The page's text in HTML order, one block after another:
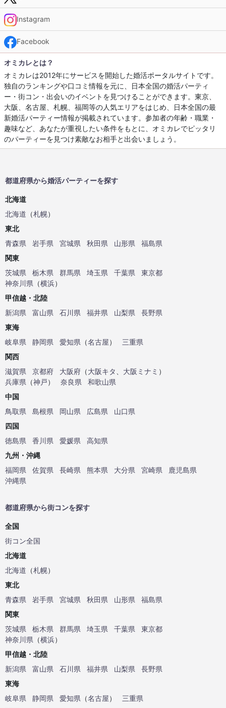
Instagram
Facebook
オミカレとは？
オミカレは2012年にサービスを開始した婚活ポータルサイトです。
独自のランキングや口コミ情報を元に、日本全国の婚活パーティ
ー・街コン・出会いのイベントを見つけることができます。東京、
大阪、名古屋、札幌、福岡等の人気エリアをはじめ、日本全国の最
新婚活パーティー情報が掲載されています。参加者の年齢・職業・
趣味など、あなたが重視したい条件をもとに、オミカレでピッタリ
のパーティーを見つけ素敵なお相手と出会いましょう。
都道府県から婚活パーティーを探す
北海道
北海道 （札幌）
東北
青森県
岩手県 宮城県 秋田県 山形県
福島県
関東
茨城県
栃木県 群馬県 埼玉県 千葉県
東京都
神奈川県 （横浜）
甲信越・北陸
新潟県
富山県 石川県 福井県 山梨県
長野県
東海
岐阜県
静岡県 愛知県 （名古屋）
三重県
関西
滋賀県
京都府 大阪府 （大阪キタ 大阪ミナミ ）
兵庫県 （神戸） 奈良県
和歌山県
中国
鳥取県
島根県 岡山県 広島県
山口県
四国
徳島県
香川県 愛媛県
高知県
九州・沖縄
福岡県
佐賀県 長崎県 熊本県 大分県 宮崎県
鹿児島県
沖縄県
都道府県から街コンを探す
全国
街コン全国
北海道
北海道 （札幌）
東北
青森県
岩手県 宮城県 秋田県 山形県
福島県
関東
茨城県
栃木県 群馬県 埼玉県 千葉県
東京都
神奈川県 （横浜）
甲信越・北陸
新潟県
富山県 石川県 福井県 山梨県
長野県
東海
岐阜県
静岡県 愛知県 （名古屋）
三重県